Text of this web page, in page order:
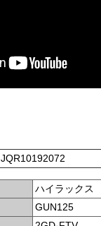
JQR10192072
ハイラックス
GUN125